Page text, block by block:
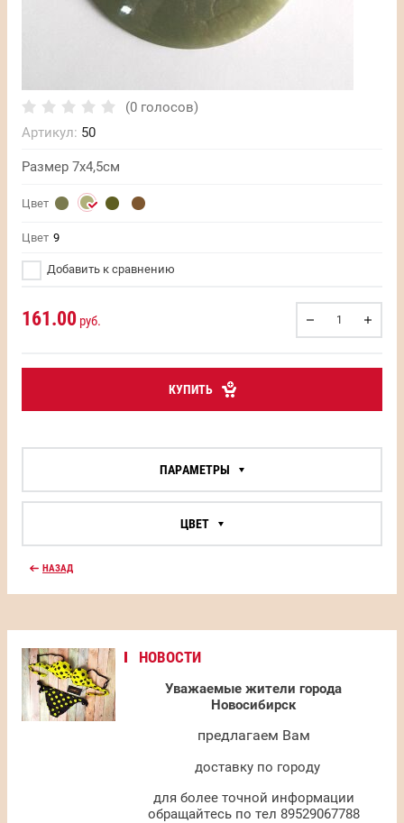
НОВОСТИ
Уважаемые жители города
Новосибирск
предлагаем Вам
доставку по городу
для более точной информации
обращайтесь по тел 89529067788
(0 голосов)
Артикул: 50
Размер 7х4,5см
Цвет
Цвет 9
Добавить к сравнению
161.00 руб.
КУПИТЬ
ПАРАМЕТРЫ
ЦВЕТ
НАЗАД